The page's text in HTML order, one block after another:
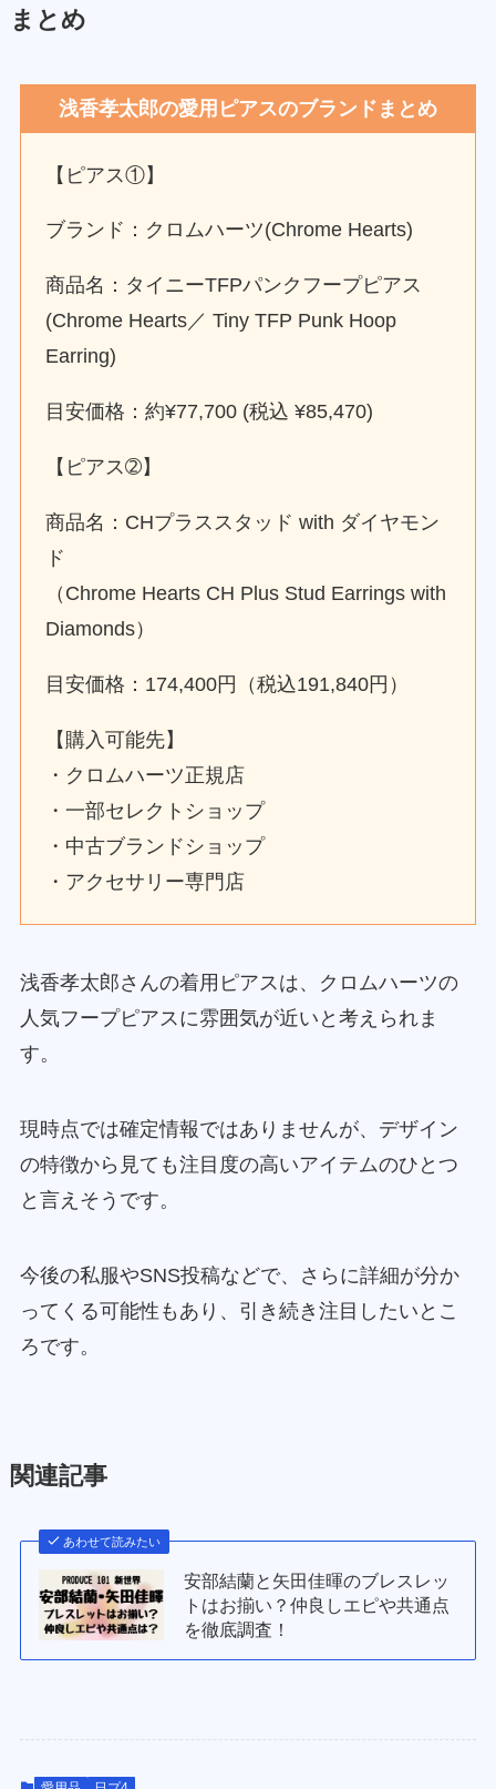
まとめ
浅香孝太郎の愛用ピアスのブランドまとめ
【ピアス①】
ブランド：クロムハーツ(Chrome Hearts)
商品名：タイニーTFPパンクフープピアス
(Chrome Hearts／ Tiny TFP Punk Hoop
Earring)
目安価格：約¥77,700 (税込 ¥85,470)
【ピアス➁】
商品名：CHプラススタッド with ダイヤモン
ド
（Chrome Hearts CH Plus Stud Earrings with
Diamonds）
目安価格：174,400円（税込191,840円）
【購入可能先】
・クロムハーツ正規店
・一部セレクトショップ
・中古ブランドショップ
・アクセサリー専門店
浅香孝太郎さんの着用ピアスは、クロムハーツの
人気フープピアスに雰囲気が近いと考えられま
す。
現時点では確定情報ではありませんが、デザイン
の特徴から見ても注目度の高いアイテムのひとつ
と言えそうです。
今後の私服やSNS投稿などで、さらに詳細が分か
ってくる可能性もあり、引き続き注目したいとこ
ろです。
関連記事
あわせて読みたい
安部結蘭と矢田佳暉のブレスレッ
トはお揃い？仲良しエピや共通点
を徹底調査！